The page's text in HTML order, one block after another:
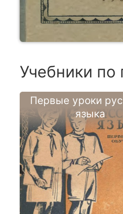
Учебники по
Первые уроки
языка